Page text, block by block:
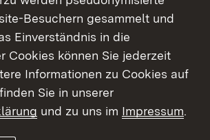
ca.
Besuchern gesammelt und
Einverständnis in die
Cookies können Sie jederzeit
Informationen zu Cookies auf
Sie in unserer
und zu uns im Impressum.